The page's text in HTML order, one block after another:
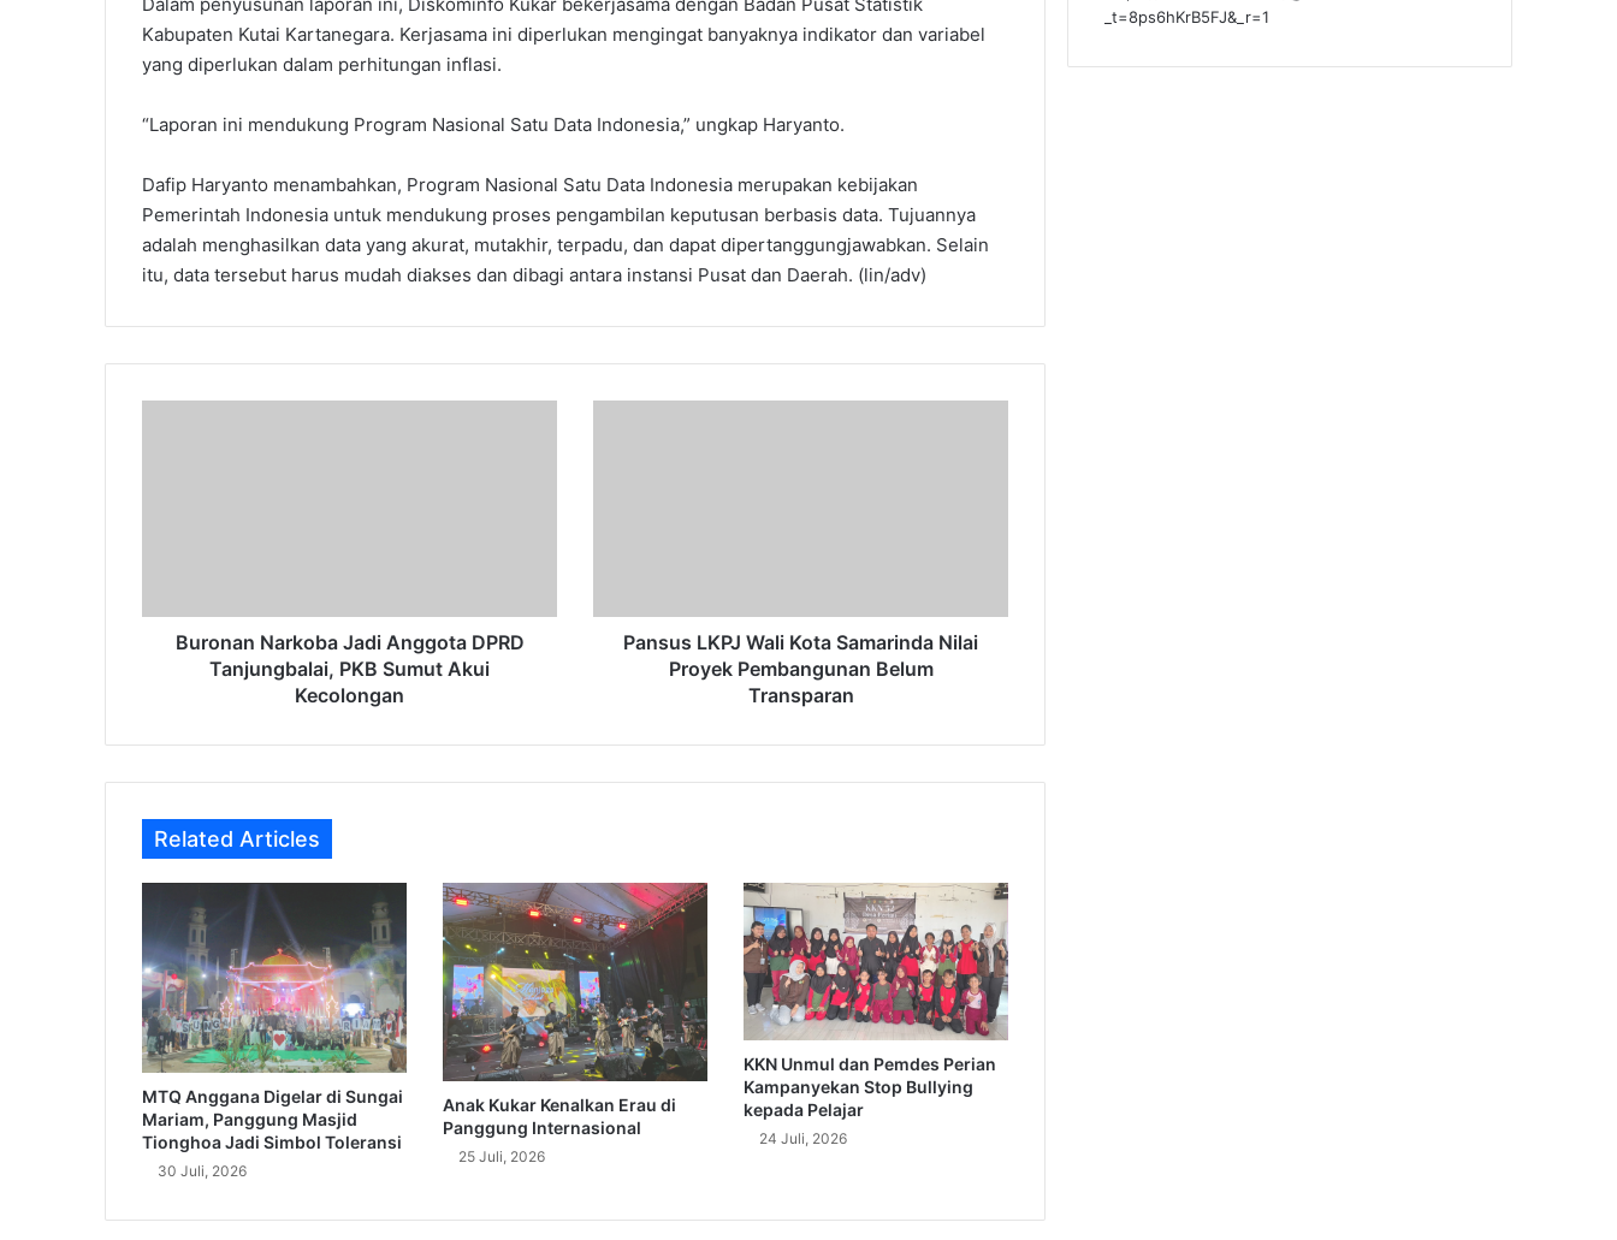
Kabupaten Kutai Kartanegara. Kerjasama ini diperlukan mengingat banyaknya indikator dan variabel
yang diperlukan dalam perhitungan inflasi.
“Laporan ini mendukung Program Nasional Satu Data Indonesia,” ungkap Haryanto.
Dafip Haryanto menambahkan, Program Nasional Satu Data Indonesia merupakan kebijakan
Pemerintah Indonesia untuk mendukung proses pengambilan keputusan berbasis data. Tujuannya
adalah menghasilkan data yang akurat, mutakhir, terpadu, dan dapat dipertanggungjawabkan. Selain
itu, data tersebut harus mudah diakses dan dibagi antara instansi Pusat dan Daerah. (lin/adv)
Akui
Kecolongan
Buronan Narkoba Jadi Anggota DPRD
Tanjungbalai, PKB Sumut Akui
Kecolongan
Belum
Transparan
Pansus LKPJ Wali Kota Samarinda Nilai
Proyek Pembangunan Belum
Transparan
Related Articles
MTQ Anggana Digelar di Sungai
Mariam, Panggung Masjid
Tionghoa Jadi Simbol Toleransi
30 Juli, 2026
Anak Kukar Kenalkan Erau di
Panggung Internasional
25 Juli, 2026
KKN Unmul dan Pemdes Perian
Kampanyekan Stop Bullying
kepada Pelajar
24 Juli, 2026
_t=8ps6hKrB5FJ&_r=1